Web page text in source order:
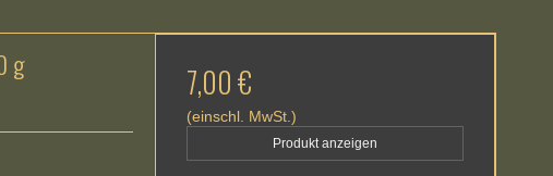
g 7,00 €
(einschl. MwSt.)
Produkt anzeigen